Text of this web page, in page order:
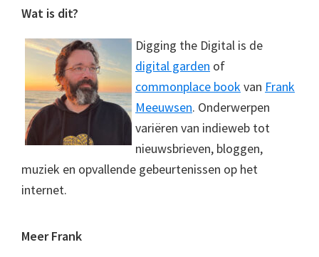
Footer
Wat is dit?
Digging the Digital is de
digital garden of
commonplace bookvan Frank
Meeuwsen. Onderwerpen
variëren van indieweb tot
nieuwsbrieven, bloggen,
muziek en opvallende gebeurtenissen op het
internet.
Meer Frank